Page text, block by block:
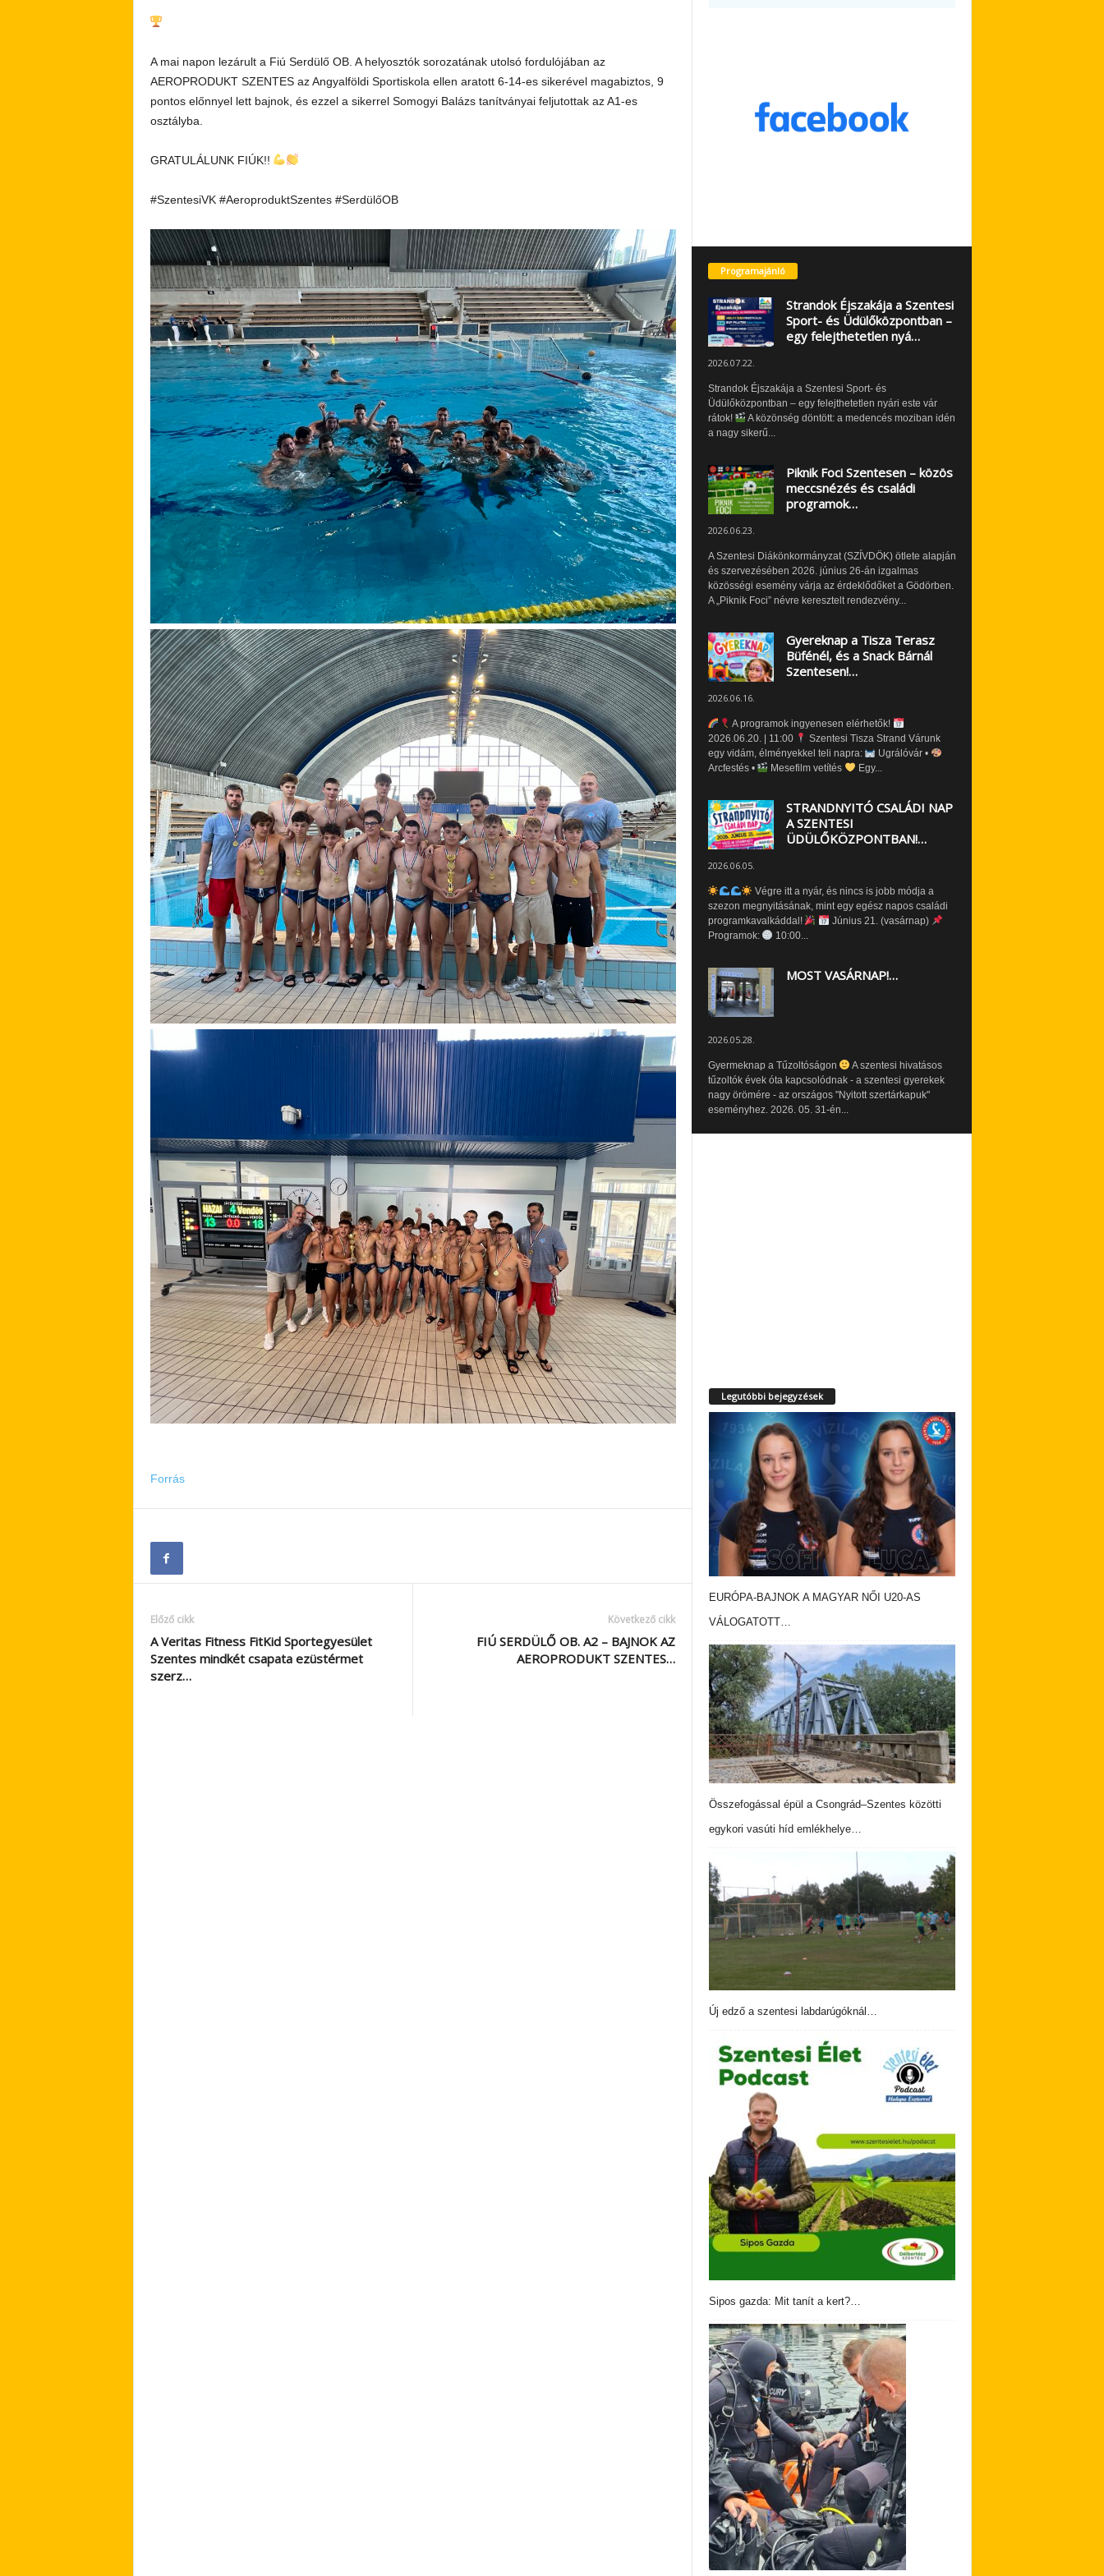
A mai napon lezárult a Fiú Serdülő OB. A helyosztók sorozatának utolsó fordulójában az
AEROPRODUKT SZENTES az Angyalföldi Sportiskola ellen aratott 6-14-es sikerével magabiztos, 9
pontos előnnyel lett bajnok, és ezzel a sikerrel Somogyi Balázs tanítványai feljutottak az A1-es
osztályba.
GRATULÁLUNK FIÚK!!
#SzentesiVK #AeroproduktSzentes #SerdülőOB
Forrás
Előző cikk
A Veritas Fitness FitKid Sportegyesület
Szentes mindkét csapata ezüstérmet
szerz…
Következő cikk
FIÚ SERDÜLŐ OB. A2 – BAJNOK AZ
AEROPRODUKT SZENTES…
Programajánló
Strandok Éjszakája a Szentesi
Sport- és Üdülőközpontban –
egy felejthetetlen nyá…
2026.07.22.
Strandok Éjszakája a Szentesi Sport- és
Üdülőközpontban – egy felejthetetlen nyári este vár
rátok!
A közönség döntött: a medencés moziban idén
a nagy sikerű...
Piknik Foci Szentesen – közös
meccsnézés és családi
programok…
2026.06.23.
A Szentesi Diákönkormányzat (SZÍVDÖK) ötlete alapján
és szervezésében 2026. június 26-án izgalmas
közösségi esemény várja az érdeklődőket a Gödörben.
A „Piknik Foci” névre keresztelt rendezvény...
Gyereknap a Tisza Terasz
Büfénél, és a Snack Bárnál
Szentesen!…
2026.06.16.
A programok ingyenesen elérhetők!
2026.06.20. | 11:00
Szentesi Tisza Strand Várunk
egy vidám, élményekkel teli napra:
Ugrálóvár •
Arcfestés •
Mesefilm vetítés Egy...
STRANDNYITÓ CSALÁDI NAP
A SZENTESI
ÜDÜLŐKÖZPONTBAN!…
2026.06.05.
Végre itt a nyár, és nincs is jobb módja a
szezon megnyitásának, mint egy egész napos családi
programkavalkáddal!
Június 21. (vasárnap)
Programok:
10:00...
MOST VASÁRNAP!…
2026.05.28.
Gyermeknap a Tűzoltóságon
A szentesi hivatásos
tűzoltók évek óta kapcsolódnak - a szentesi gyerekek
nagy örömére - az országos "Nyitott szertárkapuk"
eseményhez. 2026. 05. 31-én...
Legutóbbi bejegyzések
EURÓPA-BAJNOK A MAGYAR NŐI U20-AS
VÁLOGATOTT…
Összefogással épül a Csongrád–Szentes közötti
egykori vasúti híd emlékhelye…
Új edző a szentesi labdarúgóknál…
Sipos gazda: Mit tanít a kert?…